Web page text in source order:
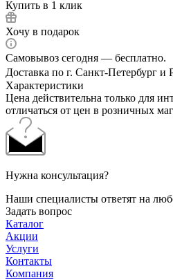
Купить в 1 клик
Хочу в подарок
Самовывоз сегодня — бесплатно.
Доставка по г. Санкт-Петербург и
Характеристики
Цена действительна только для
отличаться от цен в розничных
Нужна консультация?
Наши специалисты ответят на
Задать вопрос
Каталог
Акции
Услуги
Контакты
Компания